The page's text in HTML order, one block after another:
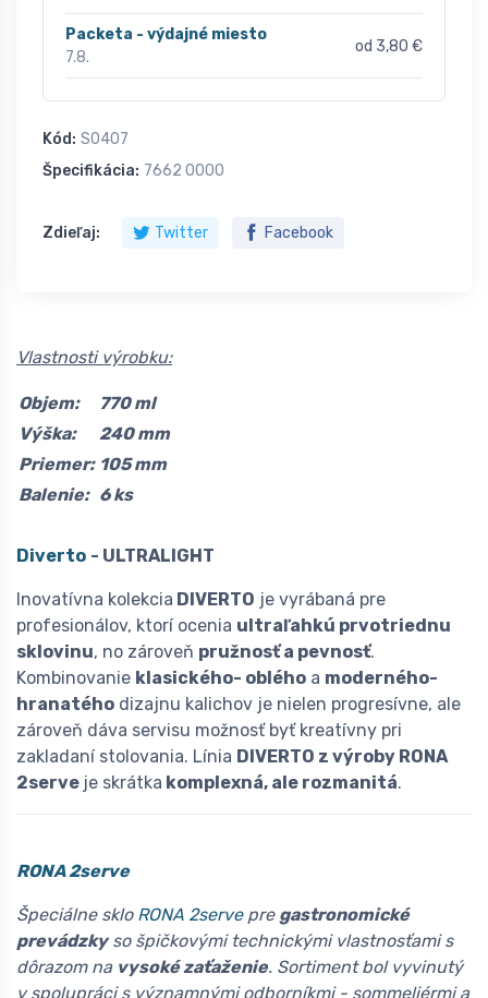
Packeta - výdajné miesto
7.8.
od 3,80 €
Kód: S0407
Špecifikácia: 7662 0000
Zdieľaj: Twitter Facebook
Vlastnosti výrobku:
Objem:
770 ml
Výška:
240 mm
Priemer: 105 mm
Balenie: 6 ks
Diverto - ULTRALIGHT
Inovatívna kolekcia DIVERTO je vyrábaná pre
profesionálov, ktorí ocenia ultraľahkú prvotriednu
sklovinu, no zároveň pružnosť a pevnosť.
Kombinovanie klasického- oblého a moderného-
hranatého dizajnu kalichov je nielen progresívne, ale
zároveň dáva servisu možnosť byť kreatívny pri
zakladaní stolovania. Línia DIVERTO z výroby RONA
2serve je skrátka komplexná, ale rozmanitá.
RONA 2serve
Špeciálne sklo RONA 2servepre gastronomické
prevádzkyso špičkovými technickými vlastnosťami s
dôrazom na vysoké zaťaženie. Sortiment bol vyvinutý
v spolupráci s významnými odborníkmi - sommeliérmi a